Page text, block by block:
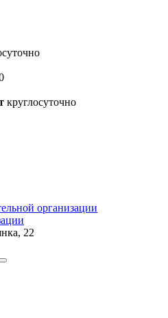
круглосуточно
организации
22